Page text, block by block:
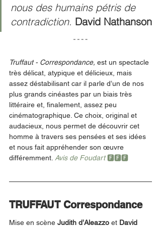
nous des humains pétris de
contradiction. David Nathanson
Truffaut - Correspondance, est un spectacle
très délicat, atypique et délicieux, mais
assez déstabilisant car il parle d’un de nos
plus grands cinéastes par un biais très
littéraire et, finalement, assez peu
cinématographique. Ce choix, original et
audacieux, nous permet de découvrir cet
homme à travers ses pensées et ses idées
et nous fait appréhender son œuvre
différemment. Avis de Foudart 🅵🅵🅵
TRUFFAUT Correspondance
Mise en scène Judith d’Aleazzo et David